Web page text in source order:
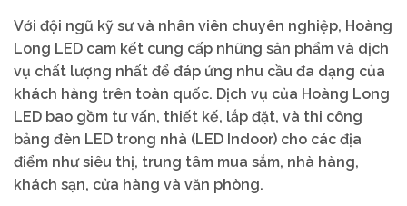
Với đội ngũ kỹ sư và nhân viên chuyên nghiệp, Hoàng
Long LED cam kết cung cấp những sản phẩm và dịch
vụ chất lượng nhất để đáp ứng nhu cầu đa dạng của
khách hàng trên toàn quốc. Dịch vụ của Hoàng Long
LED bao gồm tư vấn, thiết kế, lắp đặt, và thi công
bảng đèn LED trong nhà (LED Indoor) cho các địa
điểm như siêu thị, trung tâm mua sắm, nhà hàng,
khách sạn, cửa hàng và văn phòng.